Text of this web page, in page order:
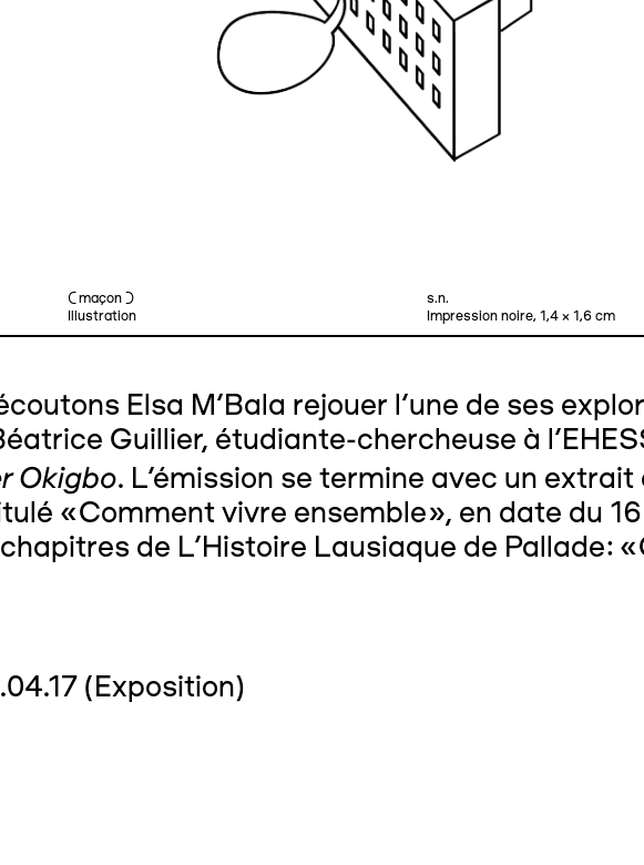
⊂ maçon ⊃
Illustration
s.n.
Impression noire, 1,4 × 1,6 cm
Elsa M’Bala rejouer l’une de ses
Guillier, étudiante-chercheuse à
Okigbo. L’émission se termine avec un
«Comment vivre ensemble», en date du 16
de L’Histoire Lausiaque de Pallade:
(Exposition)